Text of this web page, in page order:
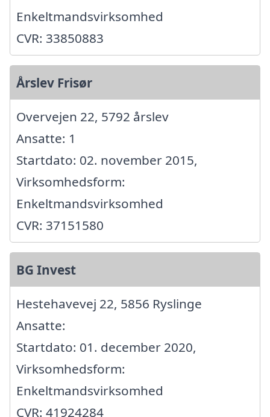
Enkeltmandsvirksomhed
CVR: 33850883
Årslev Frisør
Overvejen 22, 5792 årslev
Ansatte: 1
Startdato: 02. november 2015,
Virksomhedsform:
Enkeltmandsvirksomhed
CVR: 37151580
BG Invest
Hestehavevej 22, 5856 Ryslinge
Ansatte:
Startdato: 01. december 2020,
Virksomhedsform:
Enkeltmandsvirksomhed
CVR: 41924284